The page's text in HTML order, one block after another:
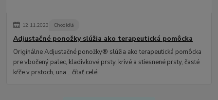
12.11.2023 Chodidlá
Adjustačné ponožky slúžia ako terapeutická pomôcka
Originálne Adjustačné ponožky® slúžia ako terapeutická pomôcka
pre vbočený palec, kladivkové prsty, krivé a stiesnené prsty, časté
kŕče v prstoch, una...čítať celé